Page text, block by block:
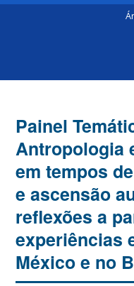
Painel
Antropologia
em tempos
e ascensão
reflexões a
experiências
México e no